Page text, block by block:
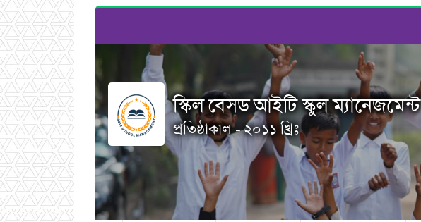
স্কিল বেসড আইটি স্কুল ম্যানেজমেন্ট
প্রতিষ্ঠাকাল - ২০১১ খ্রিঃ